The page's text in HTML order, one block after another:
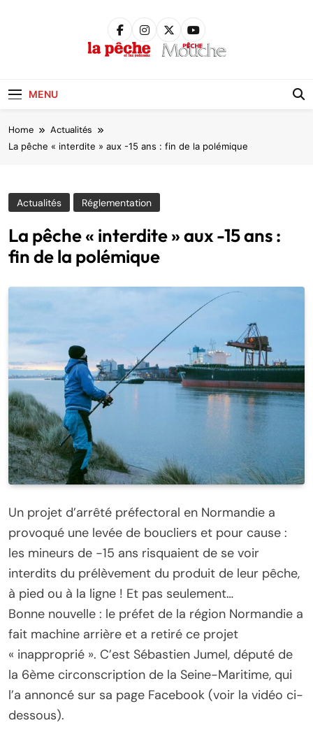
MENU
Home Actualités
La pêche « interdite » aux -15 ans : fin de la polémique
Actualités Réglementation
La pêche « interdite » aux -15 ans :
fin de la polémique
Un projet d’arrêté préfectoral en Normandie a
provoqué une levée de boucliers et pour cause :
les mineurs de -15 ans risquaient de se voir
interdits du prélèvement du produit de leur pêche,
à pied ou à la ligne ! Et pas seulement…
Bonne nouvelle : le préfet de la région Normandie a
fait machine arrière et a retiré ce projet
« inapproprié ». C’est Sébastien Jumel, député de
la 6ème circonscription de la Seine-Maritime, qui
l’a annoncé sur sa page Facebook (voir la vidéo ci-
dessous).